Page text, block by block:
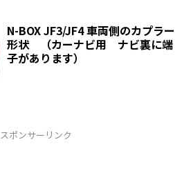
N-BOX JF3/JF4 車両側のカプラー
形状 （カーナビ用 ナビ裏に端
子があります）
スポンサーリンク